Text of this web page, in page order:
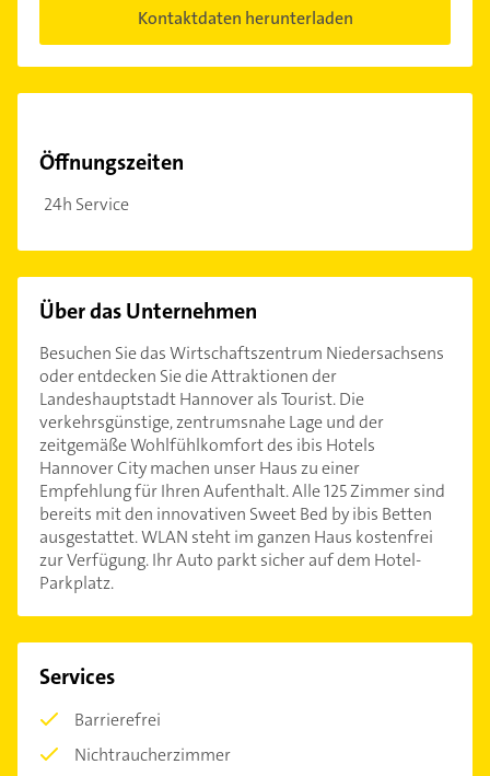
Kontaktdaten herunterladen
Öffnungszeiten
24h Service
Über das Unternehmen
Besuchen Sie das Wirtschaftszentrum Niedersachsens
oder entdecken Sie die Attraktionen der
Landeshauptstadt Hannover als Tourist. Die
verkehrsgünstige, zentrumsnahe Lage und der
zeitgemäße Wohlfühlkomfort des ibis Hotels
Hannover City machen unser Haus zu einer
Empfehlung für Ihren Aufenthalt. Alle 125 Zimmer sind
bereits mit den innovativen Sweet Bed by ibis Betten
ausgestattet. WLAN steht im ganzen Haus kostenfrei
zur Verfügung. Ihr Auto parkt sicher auf dem Hotel-
Parkplatz.
Services
Barrierefrei
Nichtraucherzimmer